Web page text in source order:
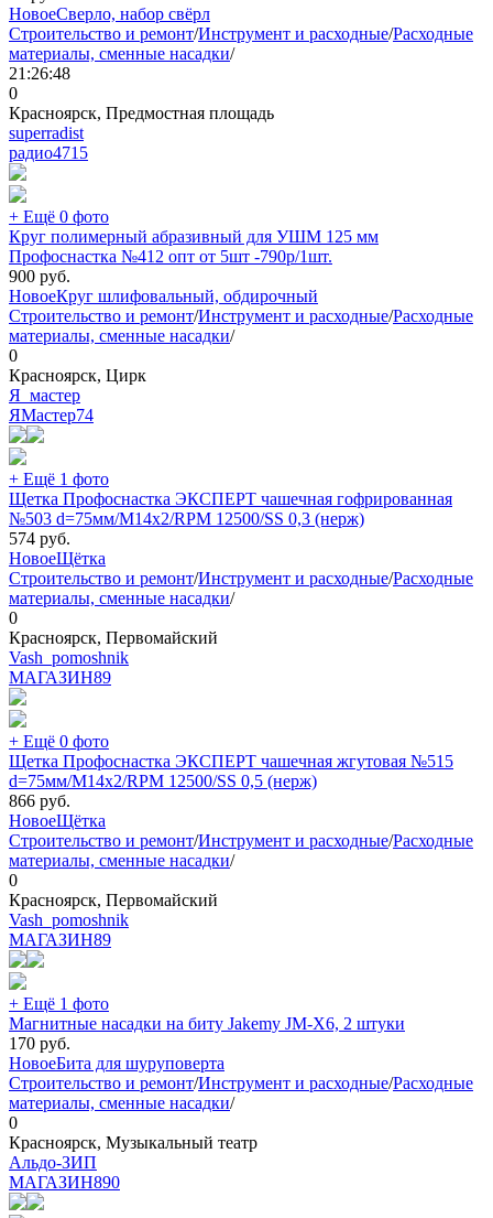
НовоеСверло, набор свёрл
Строительство и ремонт/Инструмент и расходные/Расходные
материалы, сменные насадки/
21:26:48
0
Красноярск, Предмостная площадь
superradist
радио4715
+ Ещё 0 фото
Круг полимерный абразивный для УШМ 125 мм
Профоснастка №412 опт от 5шт -790р/1шт.
900 руб.
НовоеКруг шлифовальный, обдирочный
Строительство и ремонт/Инструмент и расходные/Расходные
материалы, сменные насадки/
0
Красноярск, Цирк
Я_мастер
ЯМастер74
+ Ещё 1 фото
Щетка Профоснастка ЭКСПЕРТ чашечная гофрированная
№503 d=75мм/М14x2/RPM 12500/SS 0,3 (нерж)
574 руб.
НовоеЩётка
Строительство и ремонт/Инструмент и расходные/Расходные
материалы, сменные насадки/
0
Красноярск, Первомайский
Vash_pomoshnik
МАГАЗИН89
+ Ещё 0 фото
Щетка Профоснастка ЭКСПЕРТ чашечная жгутовая №515
d=75мм/М14x2/RPM 12500/SS 0,5 (нерж)
866 руб.
НовоеЩётка
Строительство и ремонт/Инструмент и расходные/Расходные
материалы, сменные насадки/
0
Красноярск, Первомайский
Vash_pomoshnik
МАГАЗИН89
+ Ещё 1 фото
Магнитные насадки на биту Jakemy JM-X6, 2 штуки
170 руб.
НовоеБита для шуруповерта
Строительство и ремонт/Инструмент и расходные/Расходные
материалы, сменные насадки/
0
Красноярск, Музыкальный театр
Альдо-ЗИП
МАГАЗИН890